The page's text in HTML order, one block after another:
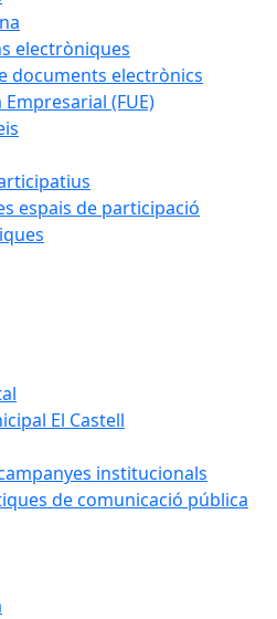
electròniques
documents electrònics
(FUE)
espais de participació
El Castell
institucionals
de comunicació pública